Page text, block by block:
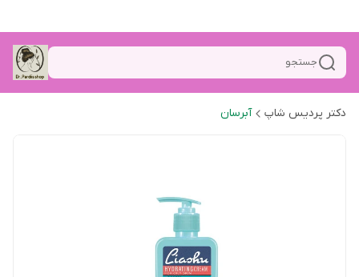
جستجو
دکتر پردیس شاپ آبرسان